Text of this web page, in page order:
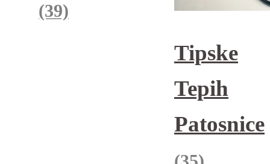
(39)
Tipske
Tepih
Patosnice